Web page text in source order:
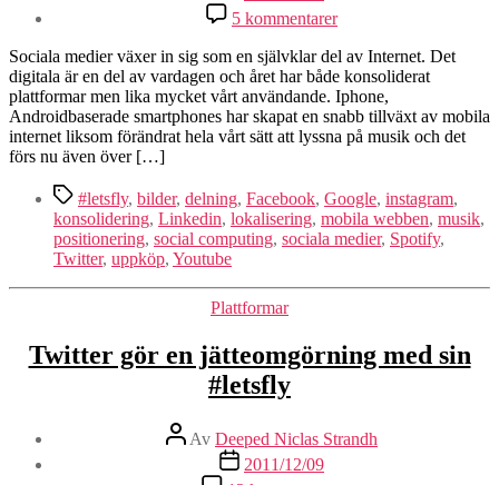
5 kommentarertill
2011
och
sociala
medier
Sociala medier växer in sig som en självklar del av Internet. Det
digitala är en del av vardagen och året har både konsoliderat
plattformar men lika mycket vårt användande. Iphone,
Androidbaserade smartphones har skapat en snabb tillväxt av mobila
internet liksom förändrat hela vårt sätt att lyssna på musik och det
förs nu även över […]
Etiketter
#letsfly, bilder, delning, Facebook, Google, instagram,
konsolidering, Linkedin, lokalisering, mobila webben, musik,
positionering, social computing, sociala medier, Spotify,
Twitter, uppköp, Youtube
Kategorier
Plattformar
Twitter gör en jätteomgörning med sin
#letsfly
Inläggsförfattare
Av Deeped Niclas Strandh
Inläggsdatum
2011/12/09